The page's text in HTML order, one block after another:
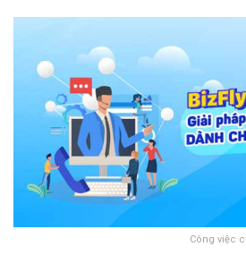
Công việc